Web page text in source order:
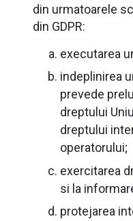
din urmatoarele
din GDPR:
executarea
indeplinirea
prevede
dreptului
dreptului
operatorului;
exercitarea
si la
protejarea